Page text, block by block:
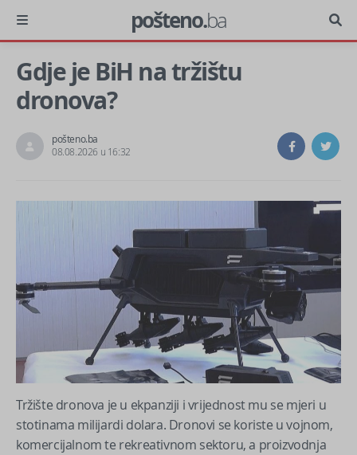
pošteno.ba
Gdje je BiH na tržištu
dronova?
pošteno.ba
08.08.2026 u 16:32
Tržište dronova je u ekpanziji i vrijednost mu se mjeri u
stotinama milijardi dolara. Dronovi se koriste u vojnom,
komercijalnom te rekreativnom sektoru, a proizvodnja